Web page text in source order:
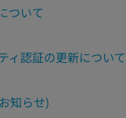
ついて
ィ認証の更新について
知らせ)